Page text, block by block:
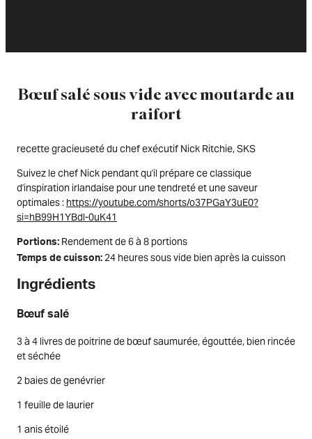
Bœuf salé sous vide avec moutarde au
raifort
recette gracieuseté du chef exécutif Nick Ritchie, SKS
Suivez le chef Nick pendant qu'il prépare ce classique
d'inspiration irlandaise pour une tendreté et une saveur
optimales : https://youtube.com/shorts/o37PGaY3uE0?
si=hB99H1YBdl-0uK41
Portions Rendement de 6 à 8 portions
Temps de cuisson 24 heures sous vide bien après la cuisson
Ingrédients
Bœuf salé
3 à 4 livres de poitrine de bœuf saumurée, égouttée, bien rincée
et séchée
2 baies de genévrier
1 feuille de laurier
1 anis étoilé